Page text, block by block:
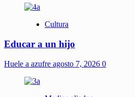
Cultura
Educar a un hijo
Huele a azufre agosto 7, 2026 0